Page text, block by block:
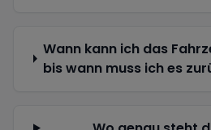
Wann kann ich das
bis wann muss ich es